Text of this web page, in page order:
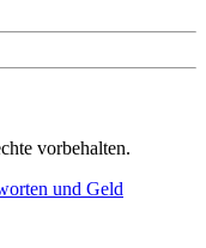
vorbehalten.